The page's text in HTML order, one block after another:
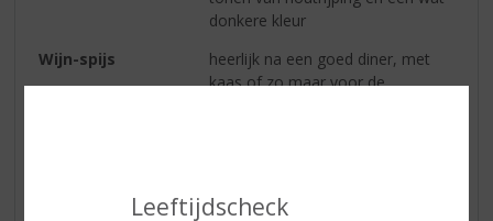
Leeftijdscheck
donkere kleur
Wijn-spijs
heerlijk na een goed diner, met
kaas of zo maar voor de
Reviews